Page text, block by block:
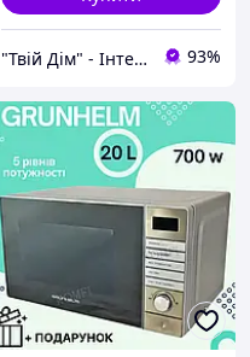
"Твій Дім" - Інтернет-гіпермаркет 93%